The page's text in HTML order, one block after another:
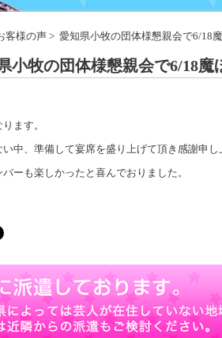
様の声 > 愛知県小牧の団体様懇親会で6/18
小牧の団体様懇親会で6/18魔
ます。
い中、準備して宴席を盛り上げて頂き感謝申し
ーも楽しかったと喜んでおりました。